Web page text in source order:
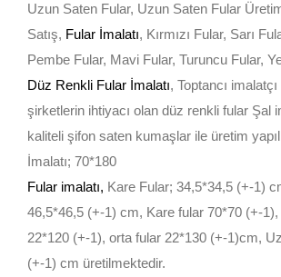
Uzun Saten Fular, Uzun Saten Fular
Satış, Fular İmalatı, Kırmızı Fular, Sarı
Pembe Fular, Mavi Fular, Turuncu Fular,
Düz Renkli Fular İmalatı, Toptancı
şirketlerin ihtiyacı olan düz renkli fular Şal
kaliteli şifon saten kumaşlar ile üretim
İmalatı; 70*180
Fular imalatı, Kare Fular; 34,5*34,5 (+-1)
46,5*46,5 (+-1) cm, Kare fular 70*70 (+-1),
22*120 (+-1), orta fular 22*130 (+-1)cm,
(+-1) cm üretilmektedir.